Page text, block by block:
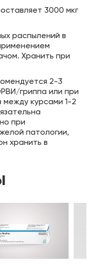
3000 мкг
распылений в
Хранить при
2-3
гриппа или при
между курсами 1-2
при
патологии,
хранить в